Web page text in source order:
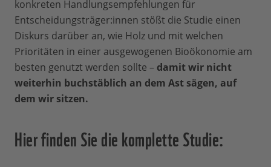
konkreten Handlungsempfehlungen für
Entscheidungsträger:innen stößt die Studie einen
Diskurs darüber an, wie Holz und mit welchen
Prioritäten in einer ausgewogenen Bioökonomie am
besten genutzt werden sollte – damit wir nicht
weiterhin buchstäblich an dem Ast sägen, auf
dem wir sitzen.
Hier finden Sie die komplette Studie: